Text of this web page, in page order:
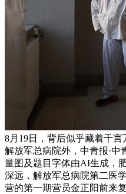
8月19日，背后似乎藏着千言
解放军总病院外，中青报·中
量图及题目字体由AI生成，
深远，解放军总病院第二医
营的第一期营员金正阳前来